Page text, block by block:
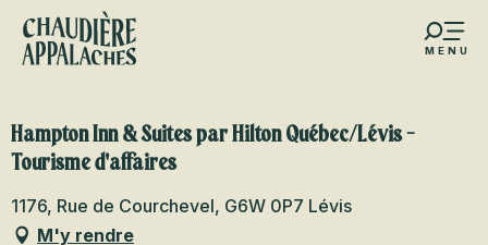
Aller
contenu
MENU
favoris
Hampton Inn & Suites par Hilton Québec/Lévis -
Tourisme d'affaires
1176, Rue de Courchevel, G6W 0P7 Lévis
M'y rendre